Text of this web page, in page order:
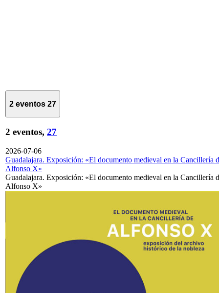
2 eventos 27
2 eventos, 27
2026-07-06
Guadalajara. Exposición: «El documento medieval en la Cancillería
Alfonso X»
Guadalajara. Exposición: «El documento medieval en la Cancillería
Alfonso X»